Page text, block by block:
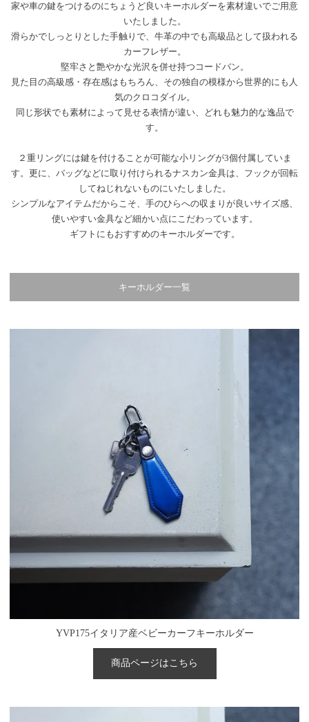
家や車の鍵をつけるのにちょうど良いキーホルダーを素材違いでご用意
いたしました。
滑らかでしっとりとした手触りで、牛革の中でも高級品として扱われる
カーフレザー。
堅牢さと艶やかな光沢を併せ持つコードバン。
見た目の高級感・存在感はもちろん、その独自の模様から世界的にも人
気のクロコダイル。
同じ形状でも素材によって見せる表情が違い、どれも魅力的な逸品で
す。
２重リングには鍵を付けることが可能な小リングが3個付属していま
す。更に、バッグなどに取り付けられるナスカン金具は、フックが回転
してねじれないものにいたしました。
シンプルなアイテムだからこそ、手のひらへの収まりが良いサイズ感、
使いやすい金具など細かい点にこだわっています。
ギフトにもおすすめのキーホルダーです。
キーホルダー一覧
YVP175イタリア産ベビーカーフキーホルダー
商品ページはこちら